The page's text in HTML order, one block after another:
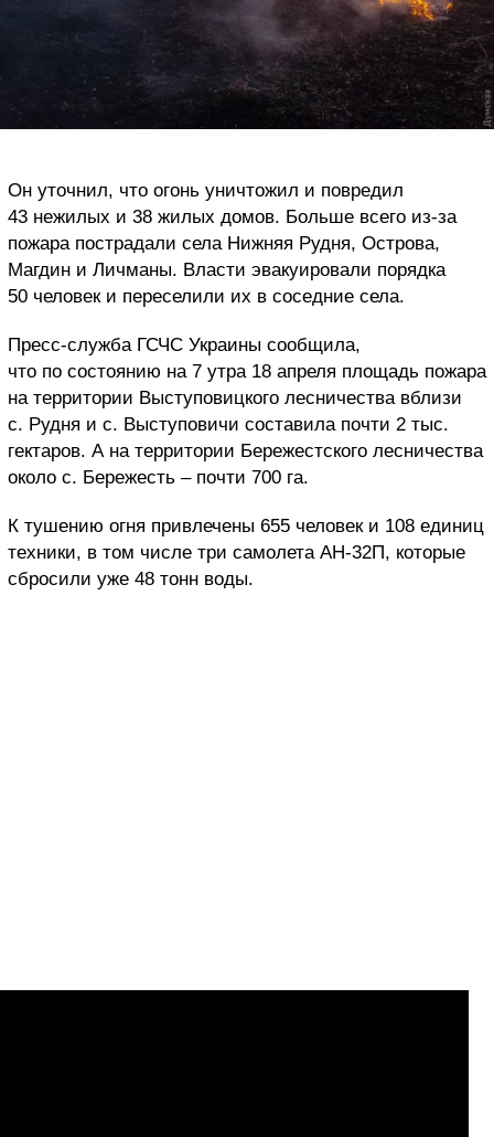
Он уточнил, что огонь уничтожил и повредил
43 нежилых и 38 жилых домов. Больше всего из-за
пожара пострадали села Нижняя Рудня, Острова,
Магдин и Личманы. Власти эвакуировали порядка
50 человек и переселили их в соседние села.
Пресс-служба ГСЧС Украины сообщила,
что по состоянию на 7 утра 18 апреля площадь пожара
на территории Выступовицкого лесничества вблизи
с. Рудня и с. Выступовичи составила почти 2 тыс.
гектаров. А на территории Бережестского лесничества
около с. Бережесть – почти 700 га.
К тушению огня привлечены 655 человек и 108 единиц
техники, в том числе три самолета АН-32П, которые
сбросили уже 48 тонн воды.